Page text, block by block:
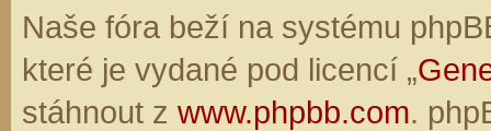
Naše fóra beží na systému
které je vydané pod licencí „
stáhnout z www.phpbb.com.